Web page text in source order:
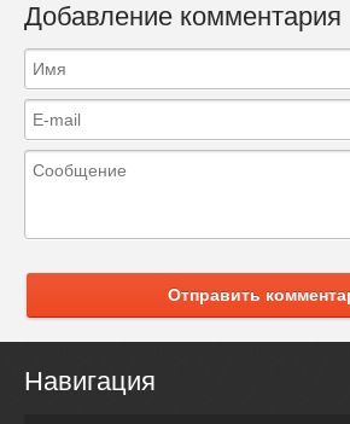
Добавление комментария
Отправить
Навигация